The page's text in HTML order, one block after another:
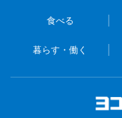
食べる
暮らす・働く